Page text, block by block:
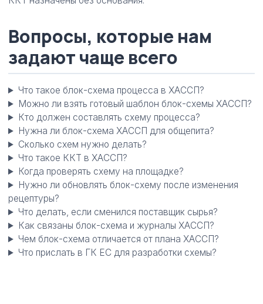
Вопросы, которые нам
задают чаще всего
Что такое блок-схема процесса в ХАССП?
Можно ли взять готовый шаблон блок-схемы ХАССП?
Кто должен составлять схему процесса?
Нужна ли блок-схема ХАССП для общепита?
Сколько схем нужно делать?
Что такое ККТ в ХАССП?
Когда проверять схему на площадке?
Нужно ли обновлять блок-схему после изменения
рецептуры?
Что делать, если сменился поставщик сырья?
Как связаны блок-схема и журналы ХАССП?
Чем блок-схема отличается от плана ХАССП?
Что прислать в ГК ЕС для разработки схемы?